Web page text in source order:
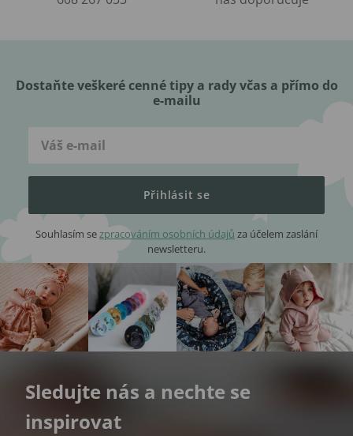
Dostaňte veškeré cenné tipy a rady včas a přímo do
e-mailu
Přihlásit se
Souhlasím sezpracováním osobních údajů za účelem zaslání
newsletteru.
Sledujte nás a nechte se
inspirovat